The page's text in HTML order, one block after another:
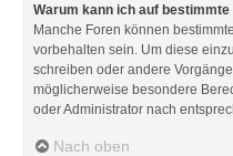
Warum kann ich auf
Manche Foren können
vorbehalten sein. Um diese
schreiben oder andere
möglicherweise besondere
oder Administrator nach
Nach oben